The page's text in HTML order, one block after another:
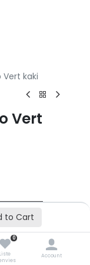
to Cart
0
Liste
Account
kaki
Vert